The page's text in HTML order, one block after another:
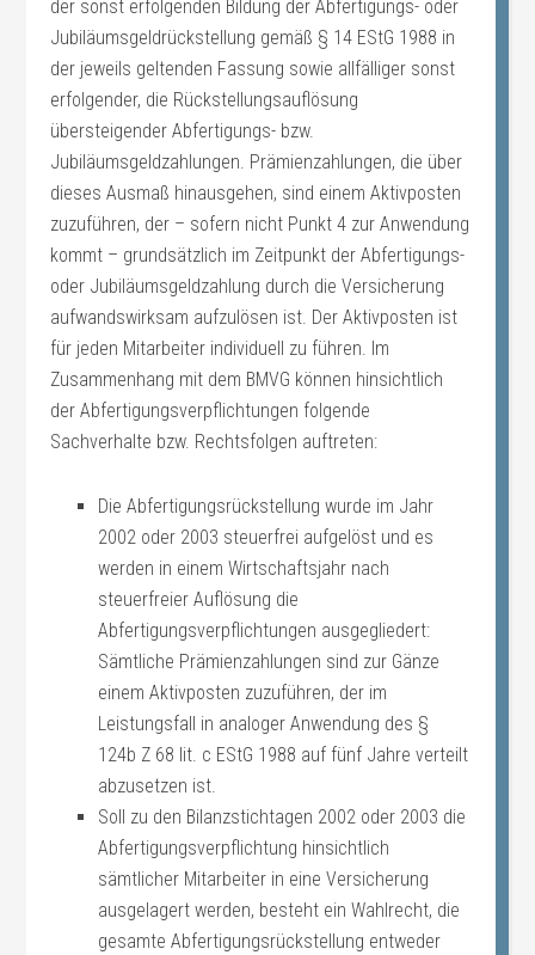
der sonst erfolgenden Bildung der Abfertigungs- oder
Jubiläumsgeldrückstellung gemäß § 14 EStG 1988 in
der jeweils geltenden Fassung sowie allfälliger sonst
erfolgender, die Rückstellungsauflösung
übersteigender Abfertigungs- bzw.
Jubiläumsgeldzahlungen. Prämienzahlungen, die über
dieses Ausmaß hinausgehen, sind einem Aktivposten
zuzuführen, der – sofern nicht Punkt 4 zur Anwendung
kommt – grundsätzlich im Zeitpunkt der Abfertigungs-
oder Jubiläumsgeldzahlung durch die Versicherung
aufwandswirksam aufzulösen ist. Der Aktivposten ist
für jeden Mitarbeiter individuell zu führen. Im
Zusammenhang mit dem BMVG können hinsichtlich
der Abfertigungsverpflichtungen folgende
Sachverhalte bzw. Rechtsfolgen auftreten:
Die Abfertigungsrückstellung wurde im Jahr
2002 oder 2003 steuerfrei aufgelöst und es
werden in einem Wirtschaftsjahr nach
steuerfreier Auflösung die
Abfertigungsverpflichtungen ausgegliedert:
Sämtliche Prämienzahlungen sind zur Gänze
einem Aktivposten zuzuführen, der im
Leistungsfall in analoger Anwendung des §
124b Z 68 lit. c EStG 1988 auf fünf Jahre verteilt
abzusetzen ist.
Soll zu den Bilanzstichtagen 2002 oder 2003 die
Abfertigungsverpflichtung hinsichtlich
sämtlicher Mitarbeiter in eine Versicherung
ausgelagert werden, besteht ein Wahlrecht, die
gesamte Abfertigungsrückstellung entweder